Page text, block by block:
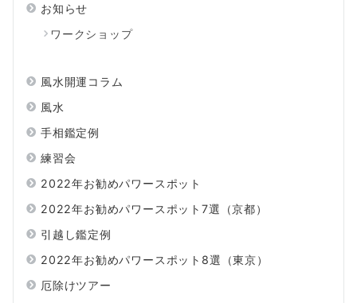
お知らせ
ワークショップ
風水開運コラム
風水
手相鑑定例
練習会
2022年お勧めパワースポット
2022年お勧めパワースポット7選（京都）
引越し鑑定例
2022年お勧めパワースポット8選（東京）
厄除けツアー